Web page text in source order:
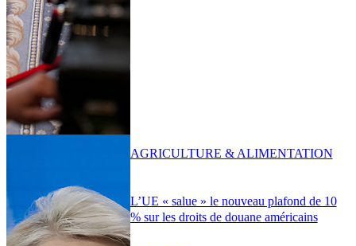
L’UE « salue » le nouveau plafond de 10
% sur les droits de douane américains
AGRICULTURE & ALIMENTATION